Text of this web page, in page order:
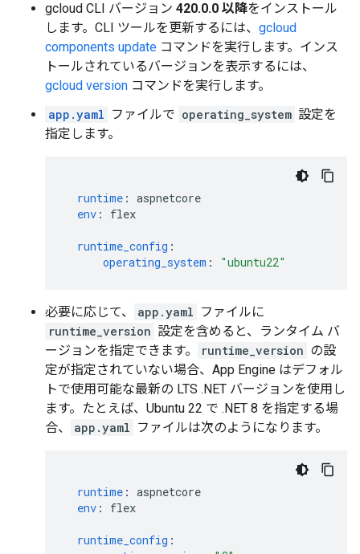
gcloud CLI バージョン 420.0.0 以降をインストール
します。CLI ツールを更新するには、 gcloud
components update コマンドを実行します。インス
トールされているバージョンを表示するには、
gcloud version コマンドを実行します。
app.yaml ファイルで operating_system 設定を
指定します。
runtime : aspnetcore
env : flex
runtime_config :
operating_system : "ubuntu22"
必要に応じて、 app.yaml ファイルに
runtime_version 設定を含めると、ランタイム バ
ージョンを指定できます。
runtime_version の設
定が指定されていない場合、App Engine はデフォル
トで使用可能な最新の LTS .NET バージョンを使用し
ます。たとえば、Ubuntu 22 で .NET 8 を指定する場
合、
app.yaml ファイルは次のようになります。
runtime : aspnetcore
env : flex
runtime_config :